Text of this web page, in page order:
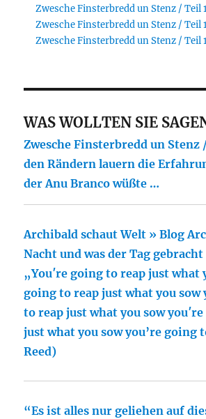
Zwesche Finsterbredd un Stenz / Teil
Zwesche Finsterbredd un Stenz / Teil
Zwesche Finsterbredd un Stenz / Teil
WAS WOLLTEN SIE
Zwesche Finsterbredd un Stenz
den Rändern lauern die
der Anu Branco wüßte …
Archibald schaut Welt » Blog
Nacht und was der Tag gebracht
„You′re going to reap just what
going to reap just what you sow
to reap just what you sow
just what you sow you’re going
Reed)
“Es ist alles nur geliehen auf